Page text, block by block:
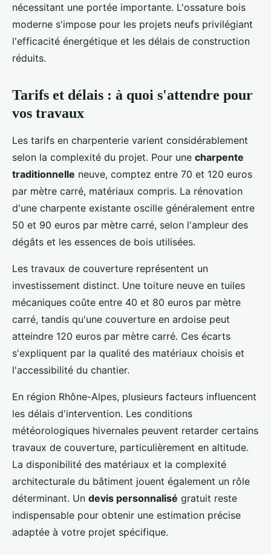
nécessitant une portée importante. L'ossature bois
moderne s'impose pour les projets neufs privilégiant
l'efficacité énergétique et les délais de construction
réduits.
Tarifs et délais : à quoi s'attendre pour
vos travaux
Les tarifs en charpenterie varient considérablement
selon la complexité du projet. Pour une charpente
traditionnelle neuve, comptez entre 70 et 120 euros
par mètre carré, matériaux compris. La rénovation
d'une charpente existante oscille généralement entre
50 et 90 euros par mètre carré, selon l'ampleur des
dégâts et les essences de bois utilisées.
Les travaux de couverture représentent un
investissement distinct. Une toiture neuve en tuiles
mécaniques coûte entre 40 et 80 euros par mètre
carré, tandis qu'une couverture en ardoise peut
atteindre 120 euros par mètre carré. Ces écarts
s'expliquent par la qualité des matériaux choisis et
l'accessibilité du chantier.
En région Rhône-Alpes, plusieurs facteurs influencent
les délais d'intervention. Les conditions
météorologiques hivernales peuvent retarder certains
travaux de couverture, particulièrement en altitude.
La disponibilité des matériaux et la complexité
architecturale du bâtiment jouent également un rôle
déterminant. Un devis personnalisé gratuit reste
indispensable pour obtenir une estimation précise
adaptée à votre projet spécifique.